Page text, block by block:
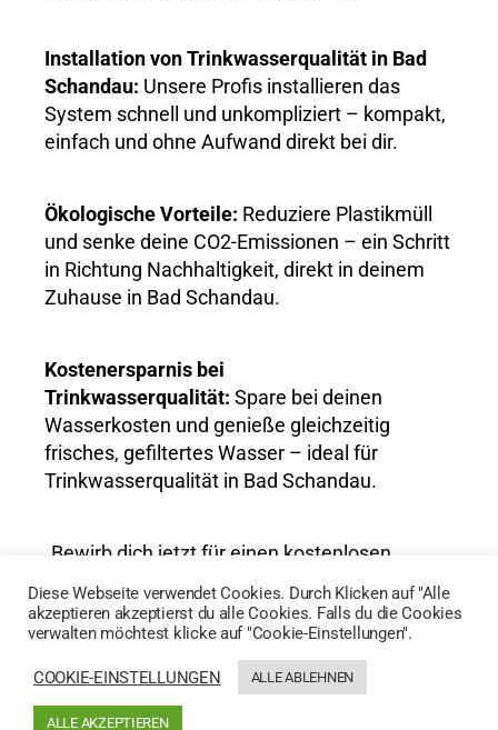
Installation von Trinkwasserqualität in Bad
Schandau: Unsere Profis installieren das
System schnell und unkompliziert – kompakt,
einfach und ohne Aufwand direkt bei dir.
Ökologische Vorteile: Reduziere Plastikmüll
und senke deine CO2-Emissionen – ein Schritt
in Richtung Nachhaltigkeit, direkt in deinem
Zuhause in Bad Schandau.
Kostenersparnis bei
Trinkwasserqualität: Spare bei deinen
Wasserkosten und genieße gleichzeitig
frisches, gefiltertes Wasser – ideal für
Trinkwasserqualität in Bad Schandau.
„Bewirb dich jetzt für einen kostenlosen
Wassertest und entdecke die Vorteile von
AktivWasser für Trinkwasserqualität in Bad
Schandau!“
HIER GEHTS ZUM WASSERTEST
Diese Webseite verwendet Cookies. Durch Klicken auf "Alle
akzeptieren akzeptierst du alle Cookies. Falls du die Cookies
verwalten möchtest klicke auf "Cookie-Einstellungen".
COOKIE-EINSTELLUNGEN ALLE ABLEHNEN
ALLE AKZEPTIEREN